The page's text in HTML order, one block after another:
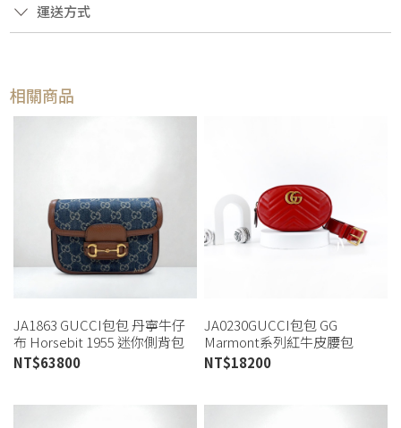
運送方式
相關商品
JA1863 GUCCI包包 丹寧牛仔
布 Horsebit 1955 迷你側背包
658574 (桃園店)
NT$63800
JA0230GUCCI包包 GG
Marmont系列紅牛皮腰包
476434 (桃園店)
NT$18200